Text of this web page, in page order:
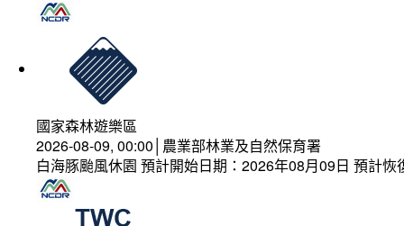
國家森林遊樂區
2026-08-09, 00:00│農業部林業及自然保育署
白海豚颱風休園 預計開始日期：2026年08月09日 預計